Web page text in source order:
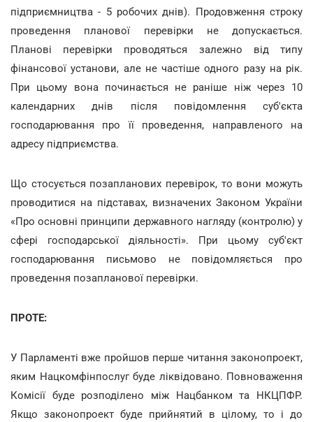
підприємництва - 5 робочих днів). Продовження строку
проведення планової перевірки не допускається.
Планові перевірки проводяться залежно від типу
фінансової установи, але не частіше одного разу на рік.
При цьому вона починається не раніше ніж через 10
календарних днів після повідомлення суб'єкта
господарювання про її проведення, направленого на
адресу підприємства.
Що стосується позапланових перевірок, то вони можуть
проводитися на підставах, визначених Законом України
«Про основні принципи державного нагляду (контролю) у
сфері господарської діяльності». При цьому суб'єкт
господарювання письмово не повідомляється про
проведення позапланової перевірки.
ПРОТЕ:
У Парламенті вже пройшов перше читання законопроект,
яким Нацкомфінпослуг буде ліквідовано. Повноваження
Комісії буде розподілено між Нацбанком та НКЦПФР.
Якщо законопроект буде прийнятий в цілому, то і до